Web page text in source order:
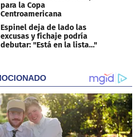
para la Copa
Centroamericana
Espinel deja de lado las
excusas y fichaje podría
debutar: "Está en la lista..."